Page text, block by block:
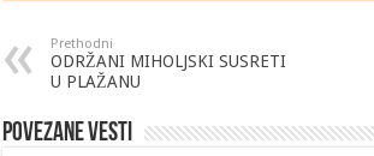
Prethodni
ODRŽANI MIHOLJSKI SUSRETI
U PLAŽANU
Povezane vesti